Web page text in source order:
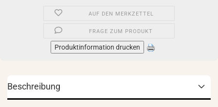
AUF DEN MERKZETTEL
FRAGE ZUM PRODUKT
Produktinformation drucken
Beschreibung